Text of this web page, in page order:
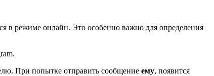
в режиме онлайн. Это особенно важно для определения
При попытке отправить сообщение ему, появится